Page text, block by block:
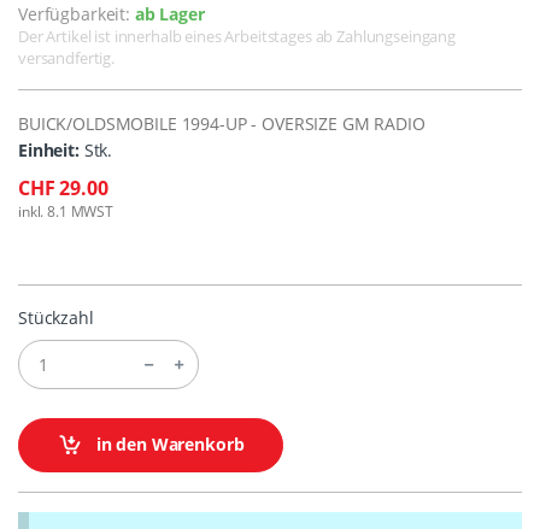
Verfügbarkeit: ab Lager
Der Artikel ist innerhalb eines Arbeitstages ab Zahlungseingang
versandfertig.
BUICK/OLDSMOBILE 1994-UP - OVERSIZE GM RADIO
Einheit: Stk.
CHF 29.00
inkl. 8.1 MWST
Stückzahl
in den Warenkorb